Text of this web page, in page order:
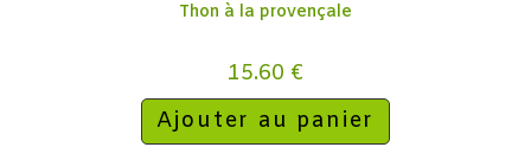
Thon à la provençale
15.60 €
Ajouter au panier